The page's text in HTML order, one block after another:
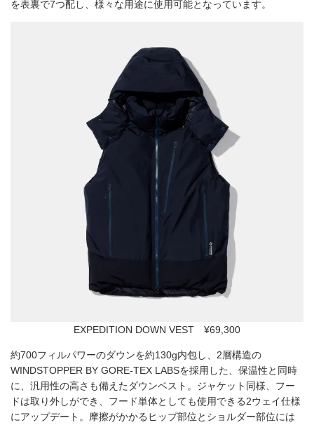
を表裏で7つ配し、様々な用途に使用可能となっています。
EXPEDITION DOWN VEST ¥69,300
約700フィルパワーのダウンを約130g内包し、2層構造の
WINDSTOPPER BY GORE-TEX LABSを採用した、保温性と同時
に、汎用性の高さも備えたダウンベスト。ジャケット同様、フー
ドは取り外しができ、フード単体としても使用できる2ウェイ仕様
にアップデート。摩擦がかかるヒップ部位とショルダー部位には